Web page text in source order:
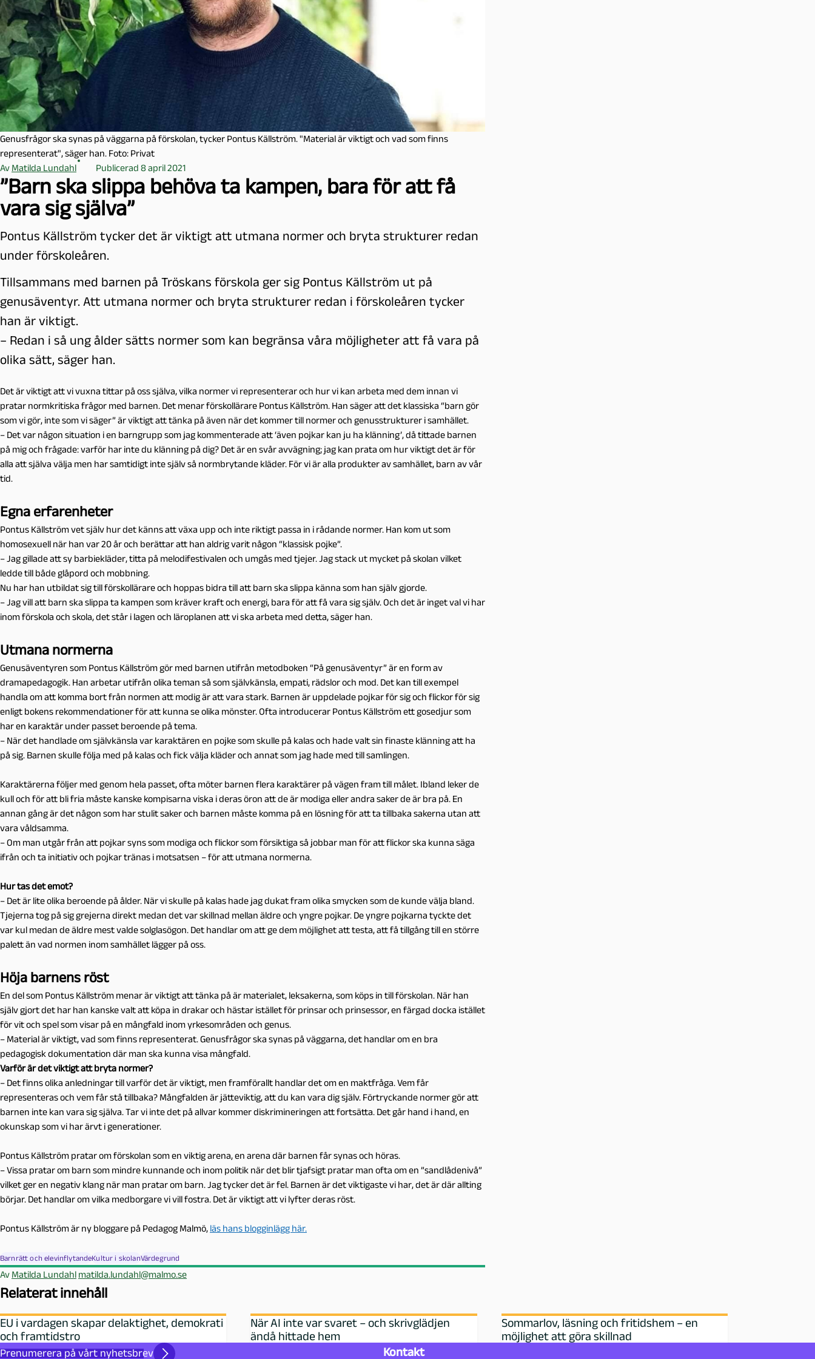
l
m
ö
Genusfrågor ska synas på väggarna på förskolan, tycker Pontus Källström. "Material är viktigt och vad som finns
representerat", säger han. Foto: Privat
Av Matilda Lundahl Publicerad 8 april 2021
”Barn ska slippa behöva ta kampen, bara för att få
vara sig själva”
Pontus Källström tycker det är viktigt att utmana normer och bryta strukturer redan
under förskoleåren.
Tillsammans med barnen på Tröskans förskola ger sig Pontus Källström ut på
genusäventyr. Att utmana normer och bryta strukturer redan i förskoleåren tycker
han är viktigt.
– Redan i så ung ålder sätts normer som kan begränsa våra möjligheter att få vara på
olika sätt, säger han.
Det är viktigt att vi vuxna tittar på oss själva, vilka normer vi representerar och hur vi kan arbeta med dem innan vi
pratar normkritiska frågor med barnen. Det menar förskollärare Pontus Källström. Han säger att det klassiska “barn gör
som vi gör, inte som vi säger” är viktigt att tänka på även när det kommer till normer och genusstrukturer i samhället.
– Det var någon situation i en barngrupp som jag kommenterade att ‘även pojkar kan ju ha klänning’, då tittade barnen
på mig och frågade: varför har inte du klänning på dig? Det är en svår avvägning; jag kan prata om hur viktigt det är för
alla att själva välja men har samtidigt inte själv så normbrytande kläder. För vi är alla produkter av samhället, barn av vår
tid.
Egna erfarenheter
Pontus Källström vet själv hur det känns att växa upp och inte riktigt passa in i rådande normer. Han kom ut som
homosexuell när han var 20 år och berättar att han aldrig varit någon “klassisk pojke”.
– Jag gillade att sy barbiekläder, titta på melodifestivalen och umgås med tjejer. Jag stack ut mycket på skolan vilket
ledde till både glåpord och mobbning.
Nu har han utbildat sig till förskollärare och hoppas bidra till att barn ska slippa känna som han själv gjorde.
– Jag vill att barn ska slippa ta kampen som kräver kraft och energi, bara för att få vara sig själv. Och det är inget val vi har
inom förskola och skola, det står i lagen och läroplanen att vi ska arbeta med detta, säger han.
Utmana normerna
Genusäventyren som Pontus Källström gör med barnen utifrån metodboken “På genusäventyr” är en form av
dramapedagogik. Han arbetar utifrån olika teman så som självkänsla, empati, rädslor och mod. Det kan till exempel
handla om att komma bort från normen att modig är att vara stark. Barnen är uppdelade pojkar för sig och flickor för sig
enligt bokens rekommendationer för att kunna se olika mönster. Ofta introducerar Pontus Källström ett gosedjur som
har en karaktär under passet beroende på tema.
– När det handlade om självkänsla var karaktären en pojke som skulle på kalas och hade valt sin finaste klänning att ha
på sig. Barnen skulle följa med på kalas och fick välja kläder och annat som jag hade med till samlingen.
Karaktärerna följer med genom hela passet, ofta möter barnen flera karaktärer på vägen fram till målet. Ibland leker de
kull och för att bli fria måste kanske kompisarna viska i deras öron att de är modiga eller andra saker de är bra på. En
annan gång är det någon som har stulit saker och barnen måste komma på en lösning för att ta tillbaka sakerna utan att
vara våldsamma.
– Om man utgår från att pojkar syns som modiga och flickor som försiktiga så jobbar man för att flickor ska kunna säga
ifrån och ta initiativ och pojkar tränas i motsatsen – för att utmana normerna.
Hur tas det emot?
– Det är lite olika beroende på ålder. När vi skulle på kalas hade jag dukat fram olika smycken som de kunde välja bland.
Tjejerna tog på sig grejerna direkt medan det var skillnad mellan äldre och yngre pojkar. De yngre pojkarna tyckte det
var kul medan de äldre mest valde solglasögon. Det handlar om att ge dem möjlighet att testa, att få tillgång till en större
palett än vad normen inom samhället lägger på oss.
Höja barnens röst
En del som Pontus Källström menar är viktigt att tänka på är materialet, leksakerna, som köps in till förskolan. När han
själv gjort det har han kanske valt att köpa in drakar och hästar istället för prinsar och prinsessor, en färgad docka istället
för vit och spel som visar på en mångfald inom yrkesområden och genus.
– Material är viktigt, vad som finns representerat. Genusfrågor ska synas på väggarna, det handlar om en bra
pedagogisk dokumentation där man ska kunna visa mångfald.
Varför är det viktigt att bryta normer?
– Det finns olika anledningar till varför det är viktigt, men framförallt handlar det om en maktfråga. Vem får
representeras och vem får stå tillbaka? Mångfalden är jätteviktig, att du kan vara dig själv. Förtryckande normer gör att
barnen inte kan vara sig själva. Tar vi inte det på allvar kommer diskrimineringen att fortsätta. Det går hand i hand, en
okunskap som vi har ärvt i generationer.
Pontus Källström pratar om förskolan som en viktig arena, en arena där barnen får synas och höras.
– Vissa pratar om barn som mindre kunnande och inom politik när det blir tjafsigt pratar man ofta om en ”sandlådenivå”
vilket ger en negativ klang när man pratar om barn. Jag tycker det är fel. Barnen är det viktigaste vi har, det är där allting
börjar. Det handlar om vilka medborgare vi vill fostra. Det är viktigt att vi lyfter deras röst.
Pontus Källström är ny bloggare på Pedagog Malmö, läs hans blogginlägg här.
Barnrätt och elevinflytandeKultur i skolanVärdegrund
Av Matilda Lundahl matilda.lundahl@malmo.se
Relaterat innehåll
EU i vardagen skapar delaktighet, demokrati
och framtidstro
När AI inte var svaret – och skrivglädjen
ändå hittade hem
Sommarlov, läsning och fritidshem – en
möjlighet att göra skillnad
Prenumerera på vårt nyhetsbrev Kontakt